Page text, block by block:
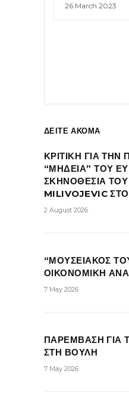
26 March 2023
ΔΕΙΤΕ ΑΚΟΜΑ
ΚΡΙΤΙΚΗ ΓΙΑ ΤΗΝ
“ΜΗΔΕΙΑ” ΤΟΥ
ΣΚΗΝΟΘΕΣΙΑ ΤΟΥ
MILIVOJEVIC
2 August 2026
“ΜΟΥΣΕΙΑΚΟΣ
ΟΙΚΟΝΟΜΙΚΗ
7 May 2026
ΠΑΡΕΜΒΑΣΗ ΓΙΑ
ΣΤΗ ΒΟΥΛΗ
7 May 2026